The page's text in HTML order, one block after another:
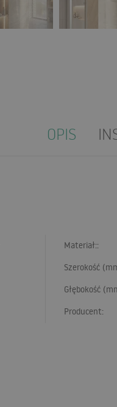
OPIS
Materiał::
Szerokość
Głębokość
Producent: